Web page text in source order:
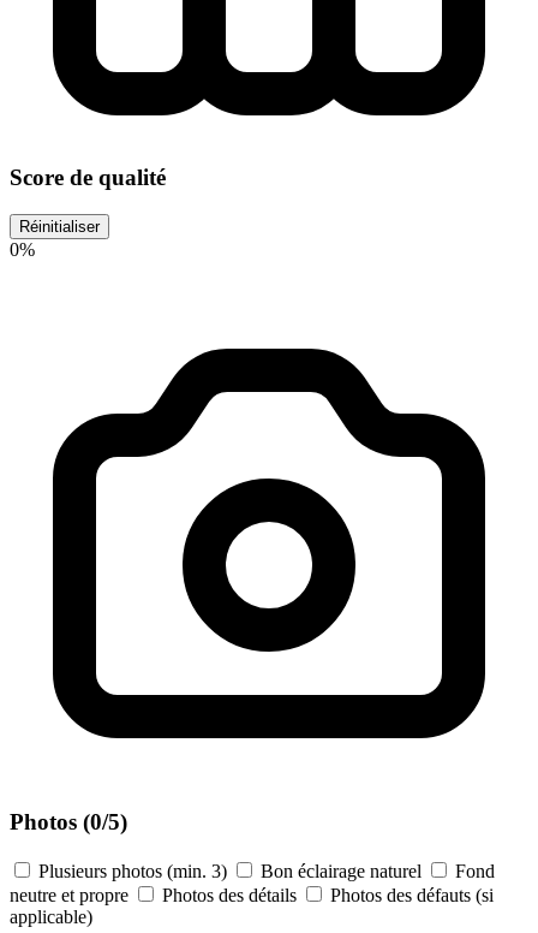
Score de qualité
Réinitialiser
0%
Photos (0/5)
Plusieurs photos (min. 3) Bon éclairage naturel
Fond
neutre et propre
Photos des détails
Photos des défauts (si
applicable)